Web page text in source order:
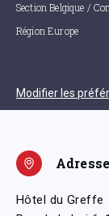
Section Belgique /
Région Europe
Modifier les
Hôtel du Greffe